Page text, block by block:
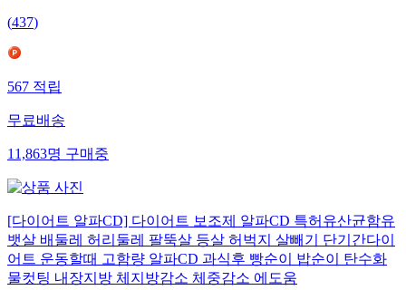
(437)
567적립
무료배송
11,863명구매중
[다이어트 알파CD] 다이어트 보조제 알파CD 특허유산균함유
뱃살 배둘레 허리둘레 팔뚝살 등살 허벅지 살빼기 단기간다이
어트 운동할때 고함량 알파CD 과식후 빵순이 밥순이 탄수화
물컷팅 내장지방 체지방감소 체중감소 에도움